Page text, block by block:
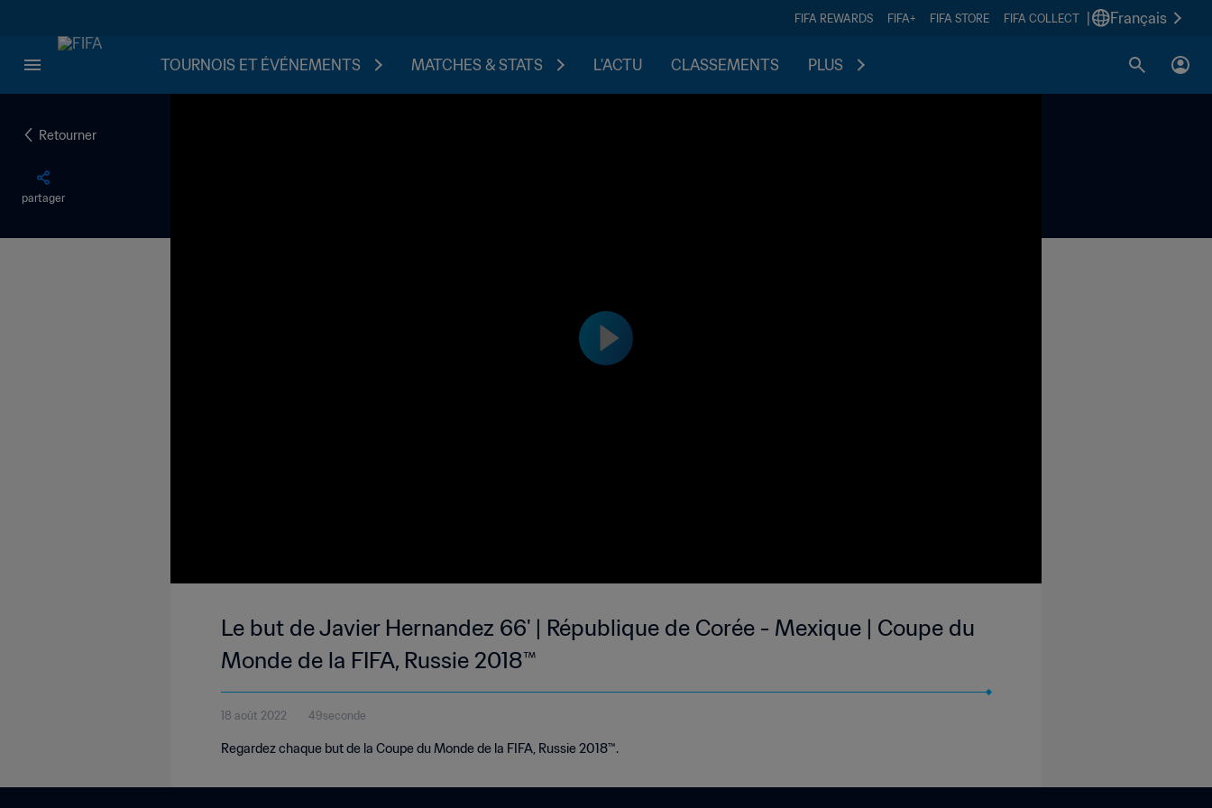
FIFA REWARDS FIFA+ FIFA STORE FIFA COLLECT Français
TOURNOIS ET ÉVÉNEMENTS MATCHES & STATS L'ACTU CLASSEMENTS PLUS
Retourner
partager
Le but de Javier Hernandez 66' | République de Corée - Mexique | Coupe du
Monde de la FIFA, Russie 2018™
18 août 2022 49seconde
Regardez chaque but de la Coupe du Monde de la FIFA, Russie 2018™.